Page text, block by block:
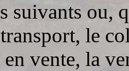
suivants ou,
transport, le
vente, la